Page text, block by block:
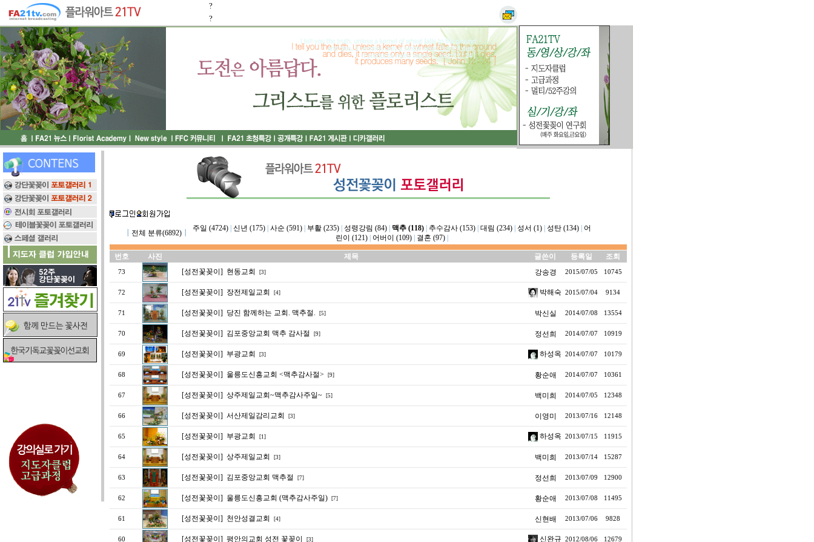
?
?
전체 분류(6892)┃
주일 (4724)| 신년 (175)| 사순 (591)| 부활 (235)| 성령강림 (84)| 맥추 (118)| 추수감사 (153)| 대림 (234)| 성서 (1)| 성탄 (134)|
어
린이 (121)| 어버이 (109)| 결혼 (97)|
번호 사진 제목 글쓴이 등록일 조회
73 [성전꽃꽂이] 현동교회 [3] 강송경 2015/07/05 10745
72 [성전꽃꽂이] 장전제일교회 [4] 박해숙 2015/07/04 9134
71 [성전꽃꽂이] 당진 함께하는 교회. 맥추절. [5] 박신실 2014/07/08 13554
70 [성전꽃꽂이] 김포중앙교회 맥추 감사절 [9] 정선희 2014/07/07 10919
69 [성전꽃꽂이] 부광교회 [3] 하성옥 2014/07/07 10179
68 [성전꽃꽂이] 울릉도신흥교회 <맥추감사절> [9] 황순애 2014/07/07 10361
67 [성전꽃꽂이] 상주제일교회~맥추감사주일~ [5] 백미희 2014/07/05 12348
66 [성전꽃꽂이] 서산제일감리교회 [3] 이영미 2013/07/16 12148
65 [성전꽃꽂이] 부광교회 [1] 하성옥 2013/07/15 11915
64 [성전꽃꽂이] 상주제일교회 [3] 백미희 2013/07/14 15287
63 [성전꽃꽂이] 김포중앙교회 맥추절 [7] 정선희 2013/07/09 12900
62 [성전꽃꽂이] 울릉도신흥교회 (맥추감사주일) [7] 황순애 2013/07/08 11495
61 [성전꽃꽂이] 천안성결교회 [4] 신현배 2013/07/06 9828
60 [성전꽃꽂이] 평안의교회 성전 꽃꽂이 [3] 신완규 2012/08/06 12679